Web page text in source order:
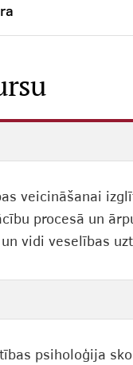
veicināšanai
procesā un
vidi veselības
psiholoģija